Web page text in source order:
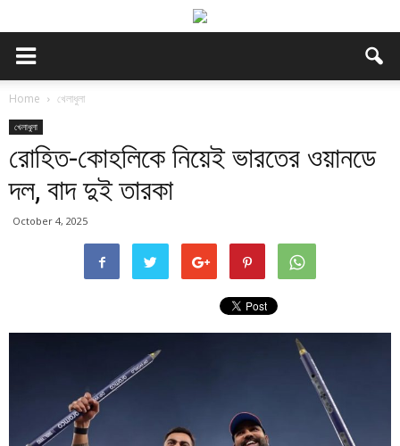
Home খেলাধুলা
খেলাধুলা
রোহিত-কোহলিকে নিয়েই ভারতের ওয়ানডে
দল, বাদ দুই তারকা
October 4, 2025